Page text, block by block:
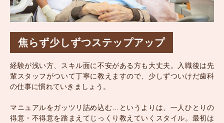
焦らず少しずつステップアップ
経験が浅い方、スキル面に不安がある方も大丈夫。入職後は先
輩スタッフがついて丁寧に教えますので、少しずついけだ歯科
の仕事に慣れていきましょう。
マニュアルをガッツリ詰め込む…というよりは、一人ひとりの
得意・不得意を踏まえてじっくり教えていくスタイル。最初は